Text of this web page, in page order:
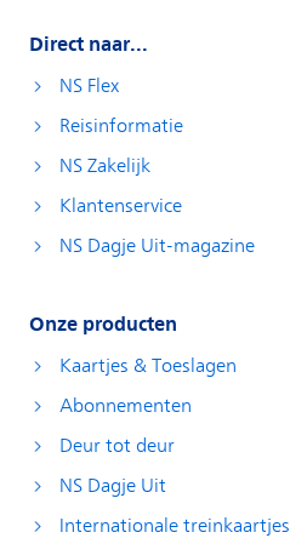
Direct naar...
NS Flex
Reisinformatie
NS Zakelijk
Klantenservice
NS Dagje Uit-magazine
Onze producten
Kaartjes & Toeslagen
Abonnementen
Deur tot deur
NS Dagje Uit
Internationale treinkaartjes